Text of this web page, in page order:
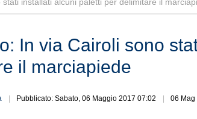
In via Cairoli sono
il marciapiede
Pubblicato: Sabato, 06 Maggio 2017 07:02 06 Mag